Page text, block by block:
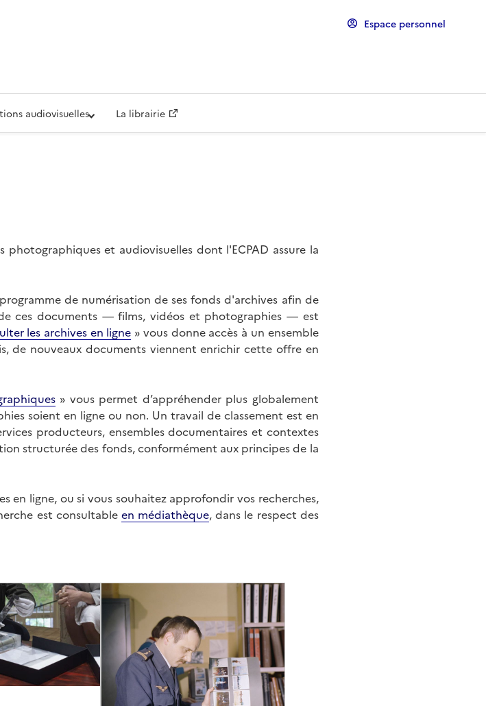
Espace personnel
audiovisuelles La librairie
et audiovisuelles dont l'ECPAD assure la
de numérisation de ses fonds d'archives afin de
ces documents — films, vidéos et photographies — est
les archives en ligne » vous donne accès à un ensemble
de nouveaux documents viennent enrichir cette offre en
» vous permet d’appréhender plus globalement
soient en ligne ou non. Un travail de classement est en
producteurs, ensembles documentaires et contextes
structurée des fonds, conformément aux principes de la
en ligne, ou si vous souhaitez approfondir vos recherches,
est consultable en médiathèque, dans le respect des